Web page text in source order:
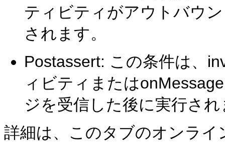
ティビティがアウトバウ
されます。
Postassert: この条件は、
ィビティまたは
ジを受信した後に実行さ
詳細は、このタブのオンライ